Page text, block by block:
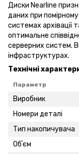
Диски Nearline
даних при
системах архівації
оптимальне
серверних систем.
інфраструктурах.
Технічні
Параметр
Виробник
Номери деталі
Тип накопичувача
Обʼєм